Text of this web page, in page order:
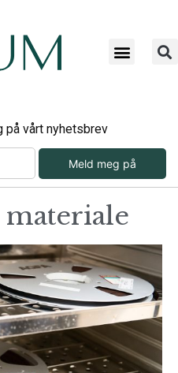
på vårt nyhetsbrev
Meld meg på